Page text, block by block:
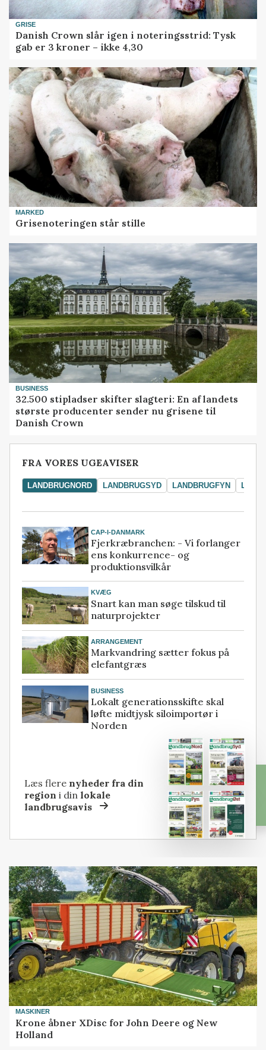
GRISE
Danish Crown slår igen i noteringsstrid: Tysk
gab er 3 kroner – ikke 4,30
MARKED
Grisenoteringen står stille
BUSINESS
32.500 stipladser skifter slagteri: En af landets
største producenter sender nu grisene til
Danish Crown
FRA VORES UGEAVISER
LANDBRUGNORD LANDBRUGSYD LANDBRUGFYN
CAP-I-DANMARK
Fjerkræbranchen: - Vi forlanger
ens konkurrence- og
produktionsvilkår
KVÆG
Snart kan man søge tilskud til
naturprojekter
ARRANGEMENT
Markvandring sætter fokus på
elefantgræs
BUSINESS
Lokalt generationsskifte skal
løfte midtjysk siloimportør i
Norden
Læs flere nyheder fra din
region i dinlokale
landbrugsavis
MASKINER
Krone åbner XDisc for John Deere og New
Holland